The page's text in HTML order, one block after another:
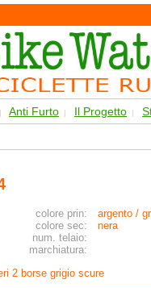
Anti Furto | Il Progetto |
colore prin: argento /
colore sec: nera
num. telaio:
marchiatura:
2 borse grigio scure